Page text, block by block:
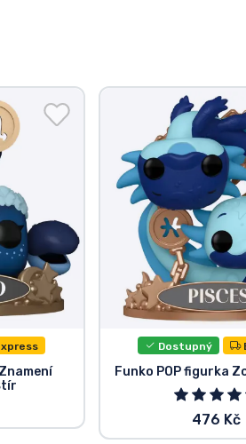
Dostupný
Funko POP figurka
476 Kč